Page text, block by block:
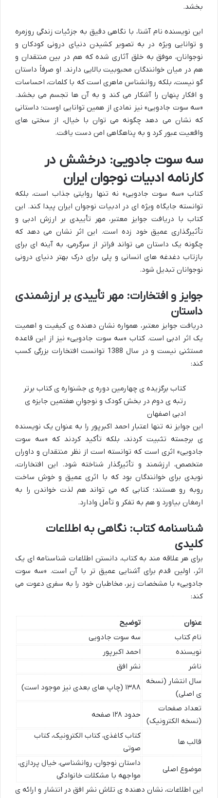
بخشد.
این نویسنده نام آشنا، با نگاهی دقیق به جزئیات زندگی روزمره
و توانایی ویژه در به تصویر کشیدن دنیای درونی کودکان و
نوجوانان، موفق به خلق آثاری شده که هم در بین منتقدان و
هم در میان خوانندگان محبوبیت بالایی دارند. او صرفاً داستان
گو نیست، بلکه روانشناس ماهری است که با کلمات، احساسات
و افکار پنهان را آشکار می کند و به آن ها تجسم می بخشد.
«سه سوت جادویی» نیز نمادی از همین توانایی اوست؛ داستانی
که نشان می دهد چگونه می توان با خیال، از سختی های
واقعیت عبور کرد و به پناهگاهی امن دست یافت.
سه سوت جادویی: درخشش در
کارنامه ادبیات نوجوان ایران
کتاب «سه سوت جادویی» نه تنها روایتی جذاب است، بلکه
توانسته جایگاه ویژه ای در ادبیات نوجوان ایران پیدا کند. این
کتاب با دریافت جوایز معتبر، مهر تأییدی بر ارزش ادبی و
تأثیرگذاری عمیق خود زده است. این اثر نشان می دهد که
چگونه یک داستان می تواند فراتر از سرگرمی، به آینه ای برای
بازتاب دغدغه های انسانی و پلی برای درک بهتر دنیای درونی
نوجوانان تبدیل شود.
جوایز و افتخارات: مهر تأییدی بر ارزشمندی
داستان
دریافت جوایز معتبر، همواره نشان دهنده ی کیفیت و اهمیت
یک اثر ادبی است. کتاب «سه سوت جادویی» نیز از این قاعده
مستثنی نیست و در سال 1388 توانست افتخارات بزرگی کسب
کند:
کتاب برگزیده ی چهارمین دوره ی جشنواره ی کتاب برتر
رتبه ی دوم در بخش کودک و نوجوانِ هفتمین جایزه ی
ادبی اصفهان
این جوایز نه تنها اعتبار احمد اکبرپور را به عنوان یک نویسنده
ی برجسته تثبیت کردند، بلکه تأکید کردند که «سه سوت
جادویی» اثری است که توانسته است از نظر منتقدان و داوران
متخصص، ارزشمند و تأثیرگذار شناخته شود. این افتخارات،
نویدی برای خوانندگان بود که با اثری عمیق و خوش ساخت
روبه رو هستند؛ کتابی که می تواند هم لذت خواندن را به
ارمغان بیاورد و هم به تفکر و تأمل وادارد.
شناسنامه کتاب: نگاهی به اطلاعات
کلیدی
برای هر علاقه مند به کتاب، دانستن اطلاعات شناسنامه ای یک
اثر، اولین قدم برای آشنایی عمیق تر با آن است. «سه سوت
جادویی» با مشخصات زیر، مخاطبان خود را به سفری دعوت می
کند:
عنوان
توضیح
نام کتاب
سه سوت جادویی
نویسنده
احمد اکبرپور
ناشر
نشر افق
سال انتشار (نسخه
ی اصلی)
۱۳۸۸ (چاپ های بعدی نیز موجود است)
تعداد صفحات
(نسخه الکترونیک)
حدود ۱۲۸ صفحه
قالب ها
کتاب کاغذی، کتاب الکترونیک، کتاب
صوتی
موضوع اصلی
داستان نوجوان، روانشناسی، خیال پردازی،
مواجهه با مشکلات خانوادگی
این اطلاعات، نشان دهنده ی تلاش نشر افق در انتشار و ارائه ی